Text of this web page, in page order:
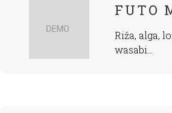
FUTO
Riža, alga,
wasabi...